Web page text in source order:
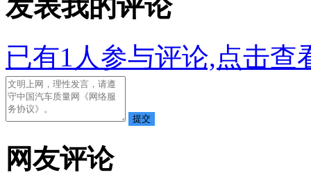
发表我的评论
已有1 人参与评论,点击查
网友评论